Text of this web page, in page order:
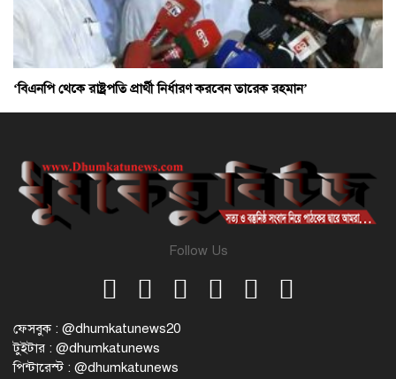
‘বিএনপি থেকে রাষ্ট্রপতি প্রার্থী নির্ধারণ করবেন তারেক রহমান’
Follow Us
ফেসবুক : @dhumkatunews20
টুইটার : @dhumkatunews
পিন্টারেস্ট : @dhumkatunews